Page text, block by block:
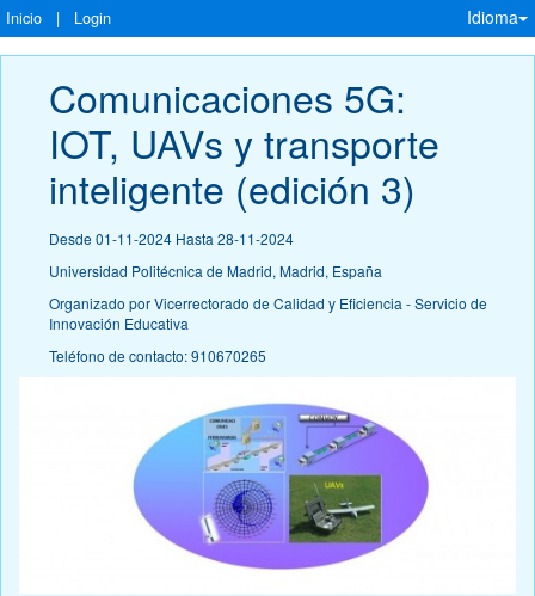
Inicio | Login Idioma
Comunicaciones 5G:
IOT, UAVs y transporte
inteligente (edición 3)
Desde 01-11-2024 Hasta 28-11-2024
Universidad Politécnica de Madrid, Madrid, España
Organizado por Vicerrectorado de Calidad y Eficiencia - Servicio de
Innovación Educativa
Teléfono de contacto: 910670265